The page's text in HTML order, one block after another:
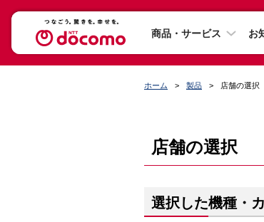
商品・サービス お
ホーム 製品 店舗の選択
店舗の選択
選択した機種・